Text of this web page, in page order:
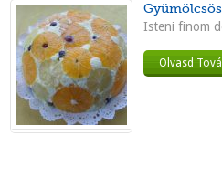
Isteni finom
Olvasd